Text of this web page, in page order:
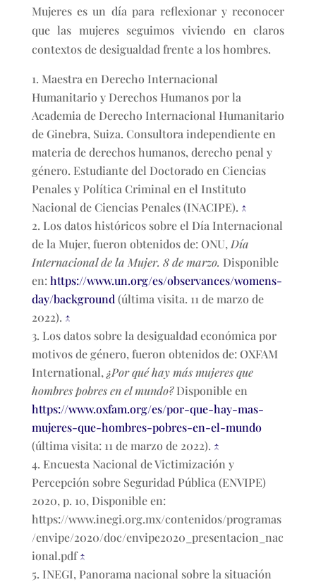
Mujeres es un día para reflexionar y reconocer
que las mujeres seguimos viviendo en claros
contextos de desigualdad frente a los hombres.
Maestra en Derecho Internacional
Humanitario y Derechos Humanos por la
Academia de Derecho Internacional Humanitario
de Ginebra, Suiza. Consultora independiente en
materia de derechos humanos, derecho penal y
género. Estudiante del Doctorado en Ciencias
Penales y Política Criminal en el Instituto
Nacional de Ciencias Penales (INACIPE). ↑
Los datos históricos sobre el Día Internacional
de la Mujer, fueron obtenidos de: ONU, Día
Internacional de la Mujer. 8 de marzo. Disponible
en:https://www.un.org/es/observances/womens-
day/background (última visita. 11 de marzo de
2022). ↑
Los datos sobre la desigualdad económica por
motivos de género, fueron obtenidos de: OXFAM
International, ¿Por qué hay más mujeres que
hombres pobres en el mundo?Disponible en
https://www.oxfam.org/es/por-que-hay-mas-
mujeres-que-hombres-pobres-en-el-mundo
(última visita: 11 de marzo de 2022). ↑
Encuesta Nacional de Victimización y
Percepción sobre Seguridad Pública (ENVIPE)
2020, p. 10, Disponible en:
https://www.inegi.org.mx/contenidos/programas
/envipe/2020/doc/envipe2020_presentacion_nac
ional.pdf↑
INEGI, Panorama nacional sobre la situación